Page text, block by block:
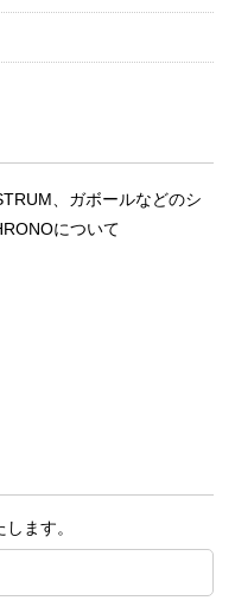
、ガボールなどのシ
について
ます。